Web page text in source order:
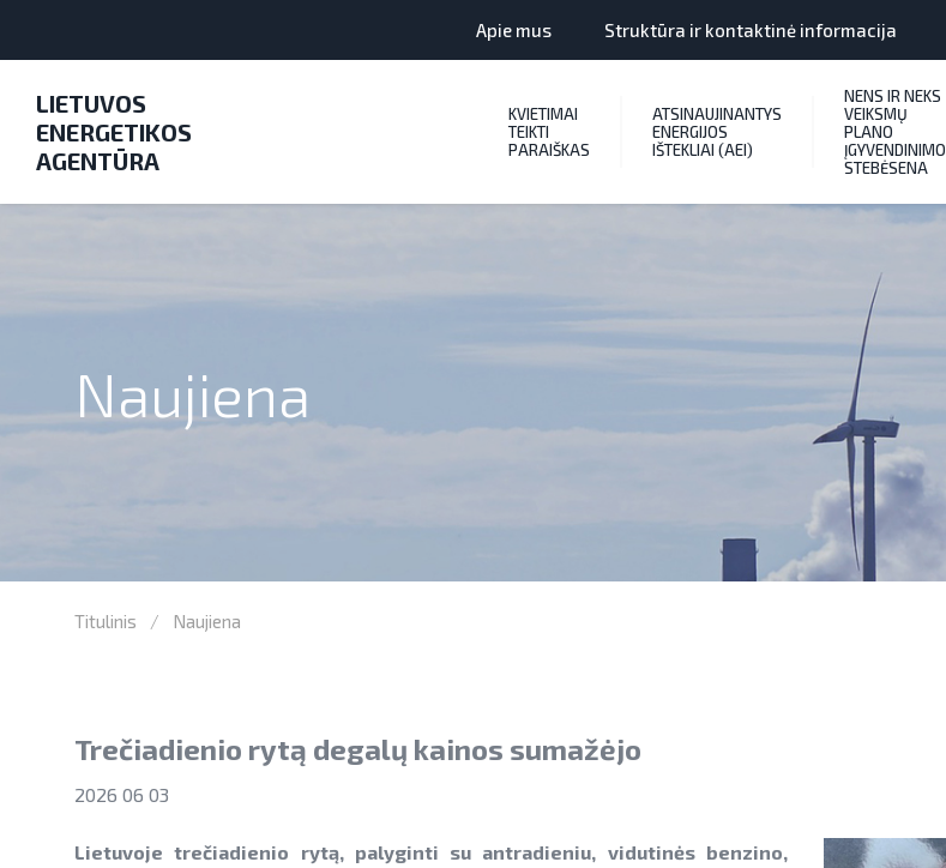
LIETUVOS
ENERGETIKOS
AGENTŪRA
Apie mus Struktūra ir kontaktinė informacija
KVIETIMAI
TEIKTI
PARAIŠKAS
ATSINAUJINANTYS
ENERGIJOS
IŠTEKLIAI (AEI)
NENS IR NEKS
VEIKSMŲ
PLANO
ĮGYVENDINIMO
STEBĖSENA
Naujiena
Titulinis Naujiena
Trečiadienio rytą degalų kainos sumažėjo
2026 06 03
Lietuvoje trečiadienio rytą, palyginti su antradieniu, vidutinės benzino,